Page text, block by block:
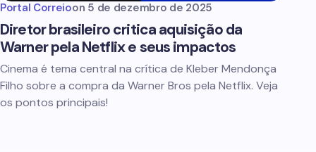
Portal Correioon 5 de dezembro de 2025
Diretor brasileiro critica aquisição da
Warner pela Netflix e seus impactos
Cinema é tema central na crítica de Kleber Mendonça
Filho sobre a compra da Warner Bros pela Netflix. Veja
os pontos principais!